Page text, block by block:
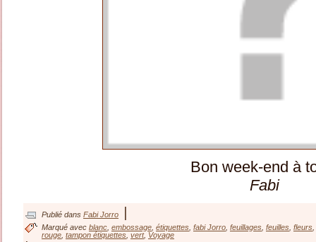
Bon week-end à
Fabi
Publié dans Fabi Jorro
Marqué avec blanc embossage étiquettes fabi Jorro feuillages feuilles fleurs
rouge tampon étiquettes vert, Voyage